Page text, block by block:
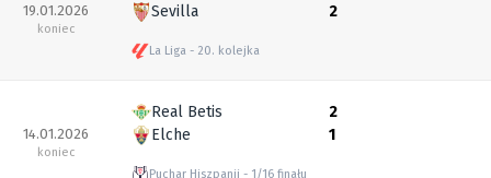
19.01.2026
koniec
Sevilla
La Liga 20. kolejka
2
14.01.2026
koniec
Real Betis
Elche
Puchar Hiszpanii 1/16 finału
2
1